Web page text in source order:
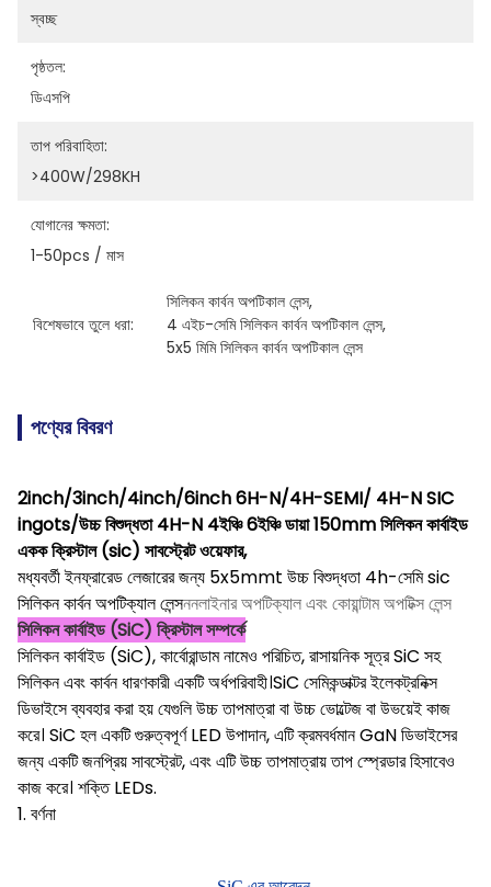
স্বচ্ছ
পৃষ্ঠতল:
ডিএসপি
তাপ পরিবাহিতা:
>400W/298KH
যোগানের ক্ষমতা:
1-50pcs / মাস
বিশেষভাবে তুলে ধরা:
সিলিকন কার্বন অপটিকাল লেন্স,
4 এইচ-সেমি সিলিকন কার্বন অপটিকাল লেন্স,
5x5 মিমি সিলিকন কার্বন অপটিকাল লেন্স
পণ্যের বিবরণ
2inch/3inch/4inch/6inch 6H-N/4H-SEMI/ 4H-N SIC
ingots/উচ্চ বিশুদ্ধতা 4H-N 4ইঞ্চি 6ইঞ্চি ডায়া 150mm সিলিকন কার্বাইড
একক ক্রিস্টাল (sic) সাবস্ট্রেট ওয়েফার,
মধ্যবর্তী ইনফ্রারেড লেজারের জন্য 5x5mmt উচ্চ বিশুদ্ধতা 4h-সেমি sic
সিলিকন কার্বন অপটিক্যাল লেন্সননলাইনার অপটিক্যাল এবং কোয়ান্টাম অপটিক্স লেন্স
সিলিকন কার্বাইড (SiC) ক্রিস্টাল সম্পর্কে
সিলিকন কার্বাইড (SiC), কার্বোরান্ডাম নামেও পরিচিত, রাসায়নিক সূত্র SiC সহ
সিলিকন এবং কার্বন ধারণকারী একটি অর্ধপরিবাহী।SiC সেমিকন্ডাক্টর ইলেকট্রনিক্স
ডিভাইসে ব্যবহার করা হয় যেগুলি উচ্চ তাপমাত্রা বা উচ্চ ভোল্টেজ বা উভয়েই কাজ
করে। SiC হল একটি গুরুত্বপূর্ণ LED উপাদান, এটি ক্রমবর্ধমান GaN ডিভাইসের
জন্য একটি জনপ্রিয় সাবস্ট্রেট, এবং এটি উচ্চ তাপমাত্রায় তাপ স্প্রেডার হিসাবেও
কাজ করে। শক্তি LEDs.
1. বর্ণনা